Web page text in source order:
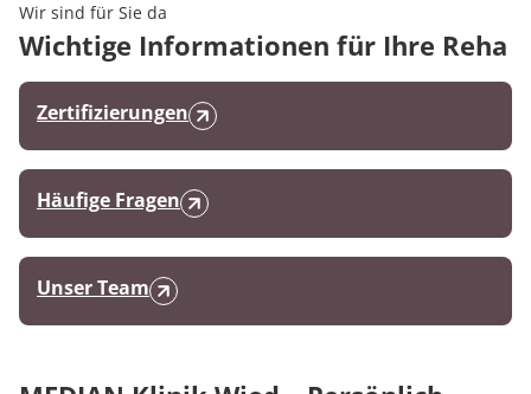
Wir sind für Sie da
Wichtige Informationen für Ihre Reha
Zertifizierungen
Häufige Fragen
Unser Team